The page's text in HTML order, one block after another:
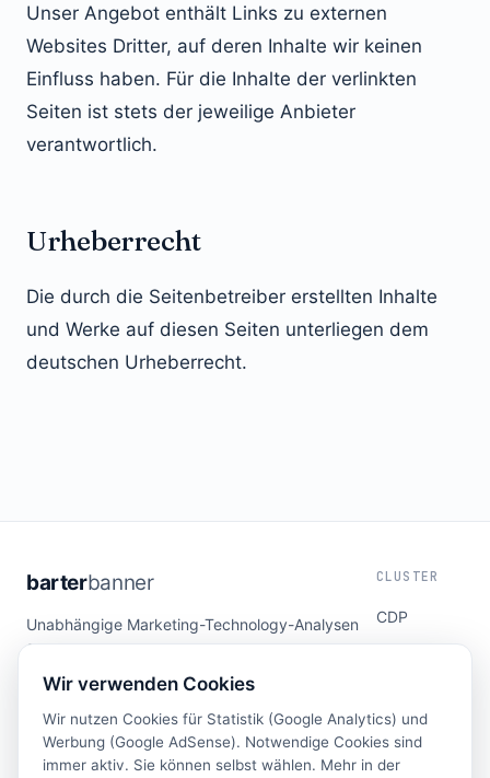
Wir verwenden Cookies
Wir nutzen Cookies für Statistik (Google Analytics) und
Werbung (Google AdSense). Notwendige Cookies sind
immer aktiv. Sie können selbst wählen. Mehr in der
Unser Angebot enthält Links zu externen
Websites Dritter, auf deren Inhalte wir keinen
Einfluss haben. Für die Inhalte der verlinkten
Seiten ist stets der jeweilige Anbieter
verantwortlich.
Urheberrecht
Die durch die Seitenbetreiber erstellten Inhalte
und Werke auf diesen Seiten unterliegen dem
deutschen Urheberrecht.
barterbanner
Unabhängige Marketing-Technology-Analysen
für die DACH-Region. Kein Vendor-Marketing,
nur Substanz.
CLUSTER
CDP
DSP
Automation
Retail Media